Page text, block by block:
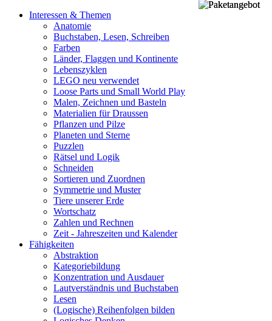
Interessen & Themen
Anatomie
Buchstaben, Lesen, Schreiben
Farben
Länder, Flaggen und Kontinente
Lebenszyklen
LEGO neu verwendet
Loose Parts und Small World Play
Malen, Zeichnen und Basteln
Materialien für Draussen
Pflanzen und Pilze
Planeten und Sterne
Puzzlen
Rätsel und Logik
Schneiden
Sortieren und Zuordnen
Symmetrie und Muster
Tiere unserer Erde
Wortschatz
Zahlen und Rechnen
Zeit - Jahreszeiten und Kalender
Fähigkeiten
Abstraktion
Kategoriebildung
Konzentration und Ausdauer
Lautverständnis und Buchstaben
Lesen
(Logische) Reihenfolgen bilden